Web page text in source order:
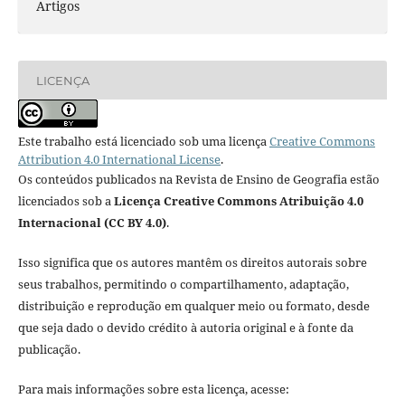
Artigos
LICENÇA
Este trabalho está licenciado sob uma licençaCreative Commons
Attribution 4.0 International License.
Os conteúdos publicados na Revista de Ensino de Geografia estão
licenciados sob aLicença Creative Commons Atribuição 4.0
Internacional (CC BY 4.0).
Isso significa que os autores mantêm os direitos autorais sobre
seus trabalhos, permitindo o compartilhamento, adaptação,
distribuição e reprodução em qualquer meio ou formato, desde
que seja dado o devido crédito à autoria original e à fonte da
publicação.
Para mais informações sobre esta licença, acesse: